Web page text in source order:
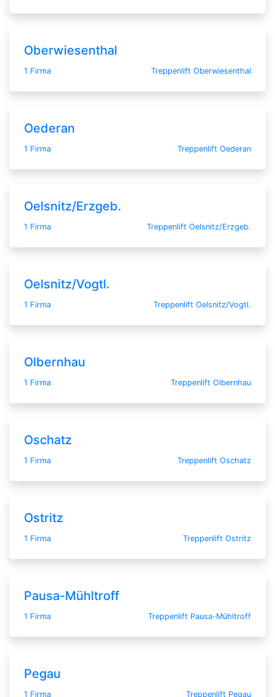
Oberwiesenthal
1 Firma Treppenlift Oberwiesenthal
Oederan
1 Firma Treppenlift Oederan
Oelsnitz/Erzgeb.
1 Firma Treppenlift Oelsnitz/Erzgeb.
Oelsnitz/Vogtl.
1 Firma Treppenlift Oelsnitz/Vogtl.
Olbernhau
1 Firma Treppenlift Olbernhau
Oschatz
1 Firma Treppenlift Oschatz
Ostritz
1 Firma Treppenlift Ostritz
Pausa-Mühltroff
1 Firma Treppenlift Pausa-Mühltroff
Pegau
1 Firma Treppenlift Pegau